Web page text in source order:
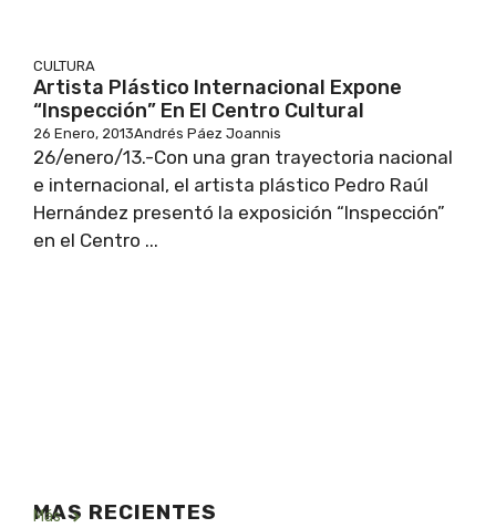
CULTURA
Artista Plástico Internacional Expone
“Inspección” En El Centro Cultural
26 Enero, 2013Andrés Páez Joannis
26/enero/13.-Con una gran trayectoria nacional
e internacional, el artista plástico Pedro Raúl
Hernández presentó la exposición “Inspección”
en el Centro ...
MAS RECIENTES
Más